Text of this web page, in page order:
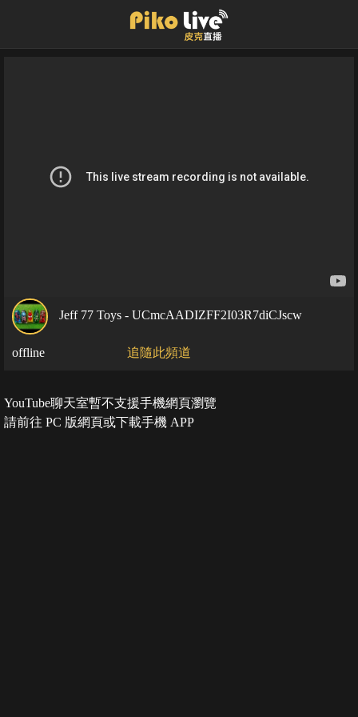
Jeff 77 Toys - UCmcAADIZFF2I03R7diCJscw
offline 追隨此頻道
YouTube聊天室暫不支援手機網頁瀏覽
請前往 PC 版網頁或下載手機 APP